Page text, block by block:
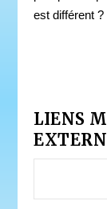
est différent ?
LIENS